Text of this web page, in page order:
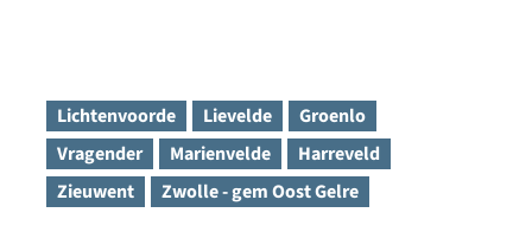
Lichtenvoorde Lievelde
Groenlo
Vragender
Marienvelde
Harreveld
Zieuwent
Zwolle - gem Oost Gelre